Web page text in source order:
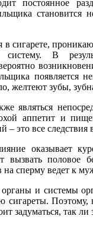
постоянное
становится
сигарете,
систему. В
появляется
желтеют зубы,
являться
аппетит и
– это все следствия
оказывает
вызвать половое
на сперму ведет к
и системы
сигареты. Поэтому,
задуматься, так